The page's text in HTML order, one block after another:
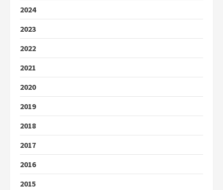
2024
2023
2022
2021
2020
2019
2018
2017
2016
2015